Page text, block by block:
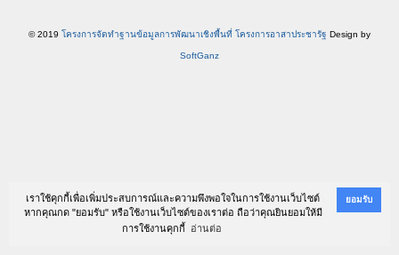
เราใช้คุกกี้เพื่อเพิ่มประสบการณ์และความพึงพอใจในการใช้งานเว็บไซต์
หากคุณกด "ยอมรับ" หรือใช้งานเว็บไซต์ของเราต่อ ถือว่าคุณยินยอมให้มี
การใช้งานคุกกี้
อ่านต่อ
ยอมรับ
© 2019 โครงการจัดทำฐานข้อมูลการพัฒนาเชิงพื้นที่ โครงการอาสาประชารัฐ Design by
SoftGanz